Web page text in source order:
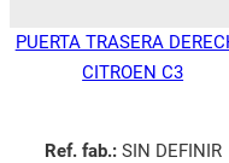
PUERTA TRASERA
CITROEN C3
Ref. fab.:SIN DEFINIR